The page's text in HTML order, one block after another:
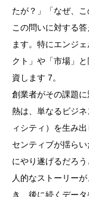
たが？」「なぜ、
この問いに対する
ます。特にエンジ
クト」や「市場」
資します 7。
創業者がその課題
熱は、単なるビジ
ィシティ）を生み
センティブが揺ら
にやり遂げるだろ
人的なストーリー
き、後に続くデー